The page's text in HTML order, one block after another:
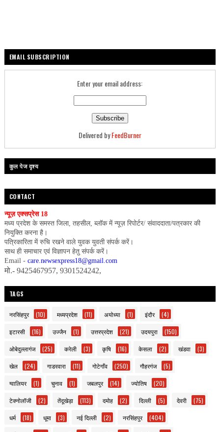
EMAIL SUBSCRIPTION
Enter your email address:
Delivered byFeedBurner
कुल पेज दृश्य
CONTACT
न्यूज़ एक्सप्रेस 18
मध्य प्रदेश के समस्त जिला, तहसील, ब्लॉक में न्यूज़ रिपोर्टर/ संवाददाता/पत्रकार की
नियुक्ति करना है।
पत्रिकारिता में रुचि रखने वाले युवक युवती संपर्क करें।
साथ ही समाचार एवं विज्ञापन हेतु संपर्क करें।
Email - care.newsexpress18@gmail.com
मो.- 9425467957, 9301524242,
TAGS
नरसिंहपुर (10) मध्यप्रदेश (11) अयोध्या (1) इंदौर (4)
इटारसी (16) उज्जैन (1) उत्तरप्रदेश (21) उदयपुरा (150)
ओबेदुल्लागंज (25) करेली (3) कृषि (16) केसला (2) खंडवा (3)
खेल (24) गाडरवारा (11) गोटेगाँव (250) गौहरगंज (5)
ग्वालियर (1) चुनाव (1) जबलपुर (14) ज्योतिष (20)
टेक्नोलॉजी (2) तेंदूखेड़ा (113) दमोह (2) दिल्ली (5) देवरी (75)
धर्म (18) धूमा (3) नई दिल्ली (2) नरसिंहपुर (404)